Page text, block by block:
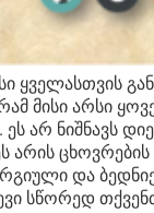
ყველასთვის
მისი არსი
არ ნიშნავს
არის
და
სწორედ